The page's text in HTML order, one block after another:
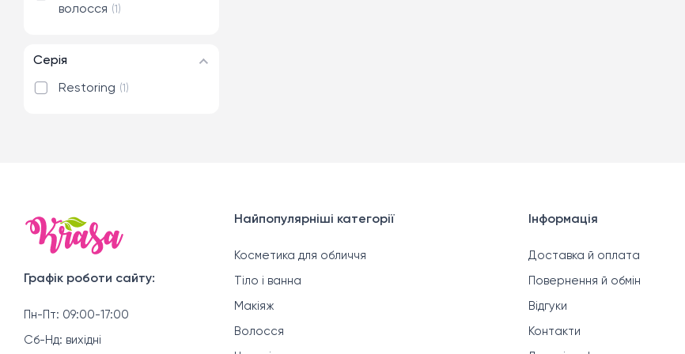
волосся
1
Серія
Restoring 1
Графік роботи сайту:
Пн-Пт: 09:00-17:00
Сб-Нд: вихідні
Найпопулярніші категорії
Косметика для обличчя
Тіло і ванна
Макіяж
Волосся
Інформація
Доставка й оплата
Повернення й обмін
Відгуки
Контакти